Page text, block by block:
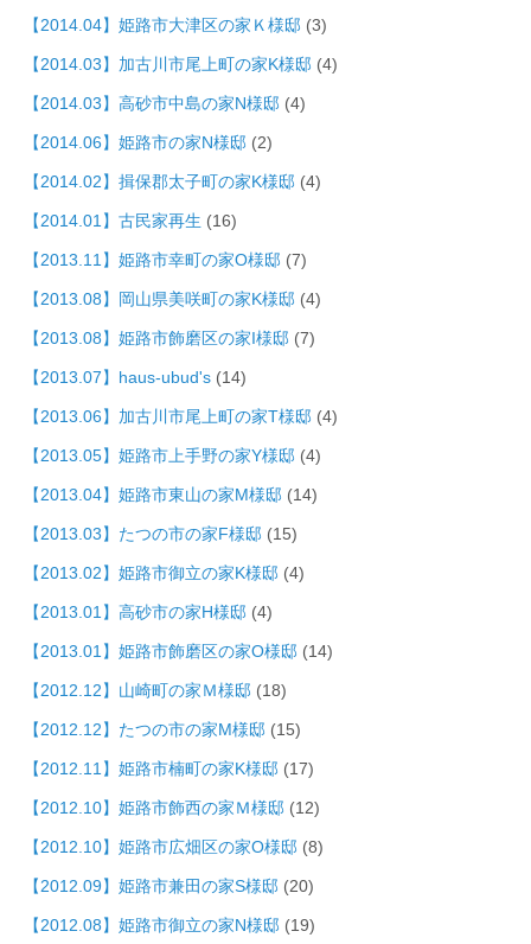
【2014.04】姫路市大津区の家Ｋ様邸 (3)
【2014.03】加古川市尾上町の家K様邸 (4)
【2014.03】高砂市中島の家N様邸 (4)
【2014.06】姫路市の家N様邸 (2)
【2014.02】揖保郡太子町の家K様邸 (4)
【2014.01】古民家再生 (16)
【2013.11】姫路市幸町の家O様邸 (7)
【2013.08】岡山県美咲町の家K様邸 (4)
【2013.08】姫路市飾磨区の家I様邸 (7)
【2013.07】haus-ubud's (14)
【2013.06】加古川市尾上町の家T様邸 (4)
【2013.05】姫路市上手野の家Y様邸 (4)
【2013.04】姫路市東山の家M様邸 (14)
【2013.03】たつの市の家F様邸 (15)
【2013.02】姫路市御立の家K様邸 (4)
【2013.01】高砂市の家H様邸 (4)
【2013.01】姫路市飾磨区の家O様邸 (14)
【2012.12】山崎町の家Ｍ様邸 (18)
【2012.12】たつの市の家M様邸 (15)
【2012.11】姫路市楠町の家K様邸 (17)
【2012.10】姫路市飾西の家Ｍ様邸 (12)
【2012.10】姫路市広畑区の家O様邸 (8)
【2012.09】姫路市兼田の家S様邸 (20)
【2012.08】姫路市御立の家N様邸 (19)